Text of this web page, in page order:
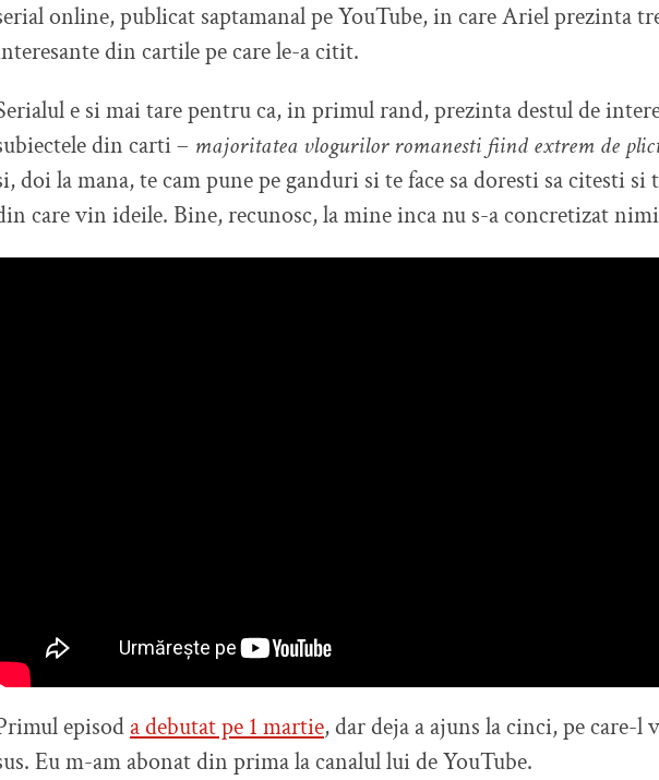
online, publicat saptamanal pe YouTube, in care Ariel prezinta
din cartile pe care le-a citit.
e si mai tare pentru ca, in primul rand, prezinta destul de
din carti – majoritatea vlogurilor romanesti fiind extrem de
doi la mana, te cam pune pe ganduri si te face sa doresti sa citesti si
care vin ideile. Bine, recunosc, la mine inca nu s-a concretizat
episod a debutat pe 1 martie, dar deja a ajuns la cinci, pe care-l
Eu m-am abonat din prima la canalul lui de YouTube.